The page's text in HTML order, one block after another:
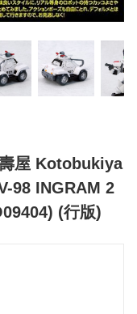
屋 Kotobukiya
98 INGRAM 2
(行版)